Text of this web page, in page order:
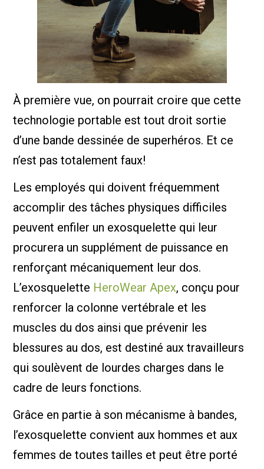
À première vue, on pourrait croire que cette
technologie portable est tout droit sortie
d’une bande dessinée de superhéros. Et ce
n’est pas totalement faux!
Les employés qui doivent fréquemment
accomplir des tâches physiques difficiles
peuvent enfiler un exosquelette qui leur
procurera un supplément de puissance en
renforçant mécaniquement leur dos.
L’exosquelette HeroWear Apex, conçu pour
renforcer la colonne vertébrale et les
muscles du dos ainsi que prévenir les
blessures au dos, est destiné aux travailleurs
qui soulèvent de lourdes charges dans le
cadre de leurs fonctions.
Grâce en partie à son mécanisme à bandes,
l’exosquelette convient aux hommes et aux
femmes de toutes tailles et peut être porté